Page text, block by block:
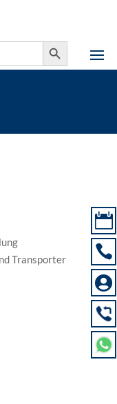
Search Button
Transporter


